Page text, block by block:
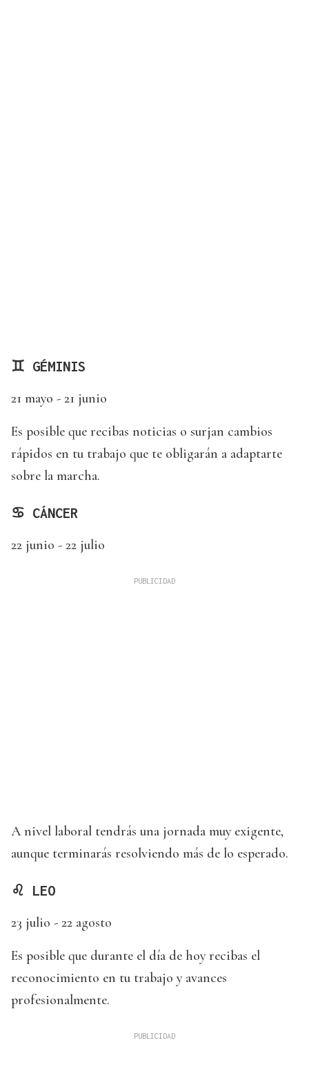
♊ GÉMINIS
21 mayo - 21 junio
Es posible que recibas noticias o surjan cambios
rápidos en tu trabajo que te obligarán a adaptarte
sobre la marcha.
♋ CÁNCER
22 junio - 22 julio
A nivel laboral tendrás una jornada muy exigente,
aunque terminarás resolviendo más de lo esperado.
♌ LEO
23 julio - 22 agosto
Es posible que durante el día de hoy recibas el
reconocimiento en tu trabajo y avances
profesionalmente.